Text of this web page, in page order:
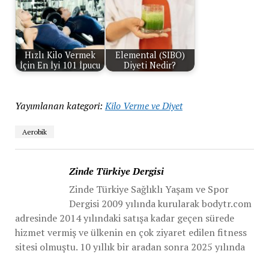
Hızlı Kilo Vermek
İçin En İyi 101 İpucu
Elemental (SIBO)
Diyeti Nedir?
Yayımlanan kategori: Kilo Verme ve Diyet
Aerobik
Zinde Türkiye Dergisi
Zinde Türkiye Sağlıklı Yaşam ve Spor
Dergisi 2009 yılında kurularak bodytr.com
adresinde 2014 yılındaki satışa kadar geçen sürede
hizmet vermiş ve ülkenin en çok ziyaret edilen fitness
sitesi olmuştu. 10 yıllık bir aradan sonra 2025 yılında